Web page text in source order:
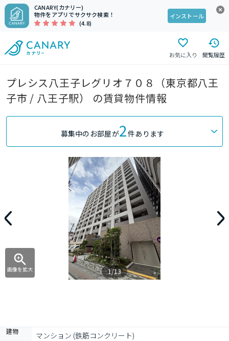
CANARY(カナリー)
物件をアプリでサクサク検索！
(4.8)
インストール
お気に入り 閲覧履歴
プレシス八王子レグリオ７０８（東京都八王
子市 / 八王子駅） の賃貸物件情報
募集中のお部屋が2件あります
画像を拡大 1/13
建物 マンション (鉄筋コンクリート)